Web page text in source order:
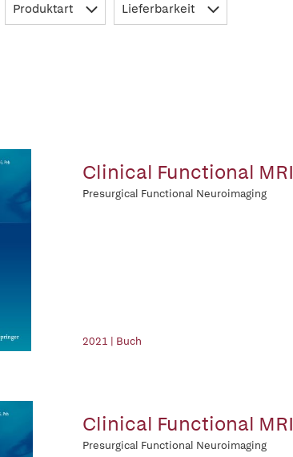
Produktart Lieferbarkeit
Clinical Functional MRI
Presurgical Functional Neuroimaging
2021 | Buch
Clinical Functional MRI
Presurgical Functional Neuroimaging